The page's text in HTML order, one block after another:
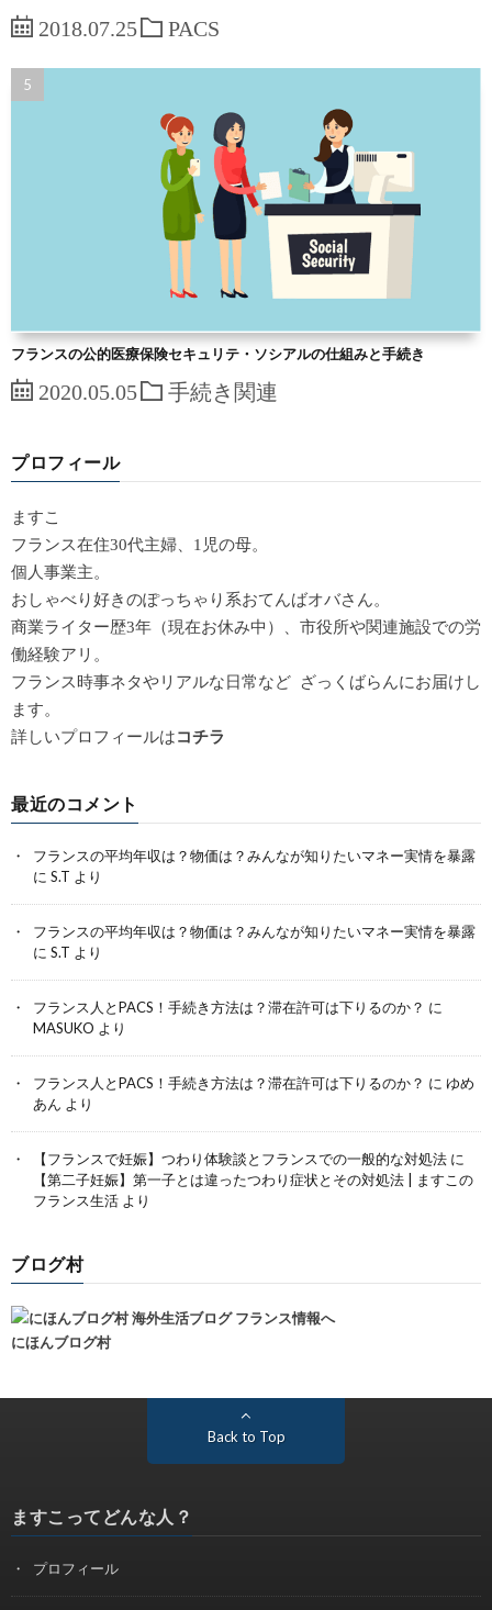
2018.07.25 PACS
フランスの公的医療保険セキュリテ・ソシアルの仕組みと手続き
2020.05.05 手続き関連
プロフィール
ますこ
フランス在住30代主婦、1児の母。
個人事業主。
おしゃべり好きのぽっちゃり系おてんばオバさん。
商業ライター歴3年（現在お休み中）、市役所や関連施設での労
働経験アリ。
フランス時事ネタやリアルな日常など ざっくばらんにお届けし
ます。
詳しいプロフィールはコチラ
最近のコメント
フランスの平均年収は？物価は？みんなが知りたいマネー実情を暴露
に S.T より
フランスの平均年収は？物価は？みんなが知りたいマネー実情を暴露
に S.T より
フランス人とPACS！手続き方法は？滞在許可は下りるのか？ に
MASUKO より
フランス人とPACS！手続き方法は？滞在許可は下りるのか？ に ゆめ
あん より
【フランスで妊娠】つわり体験談とフランスでの一般的な対処法 に
【第二子妊娠】第一子とは違ったつわり症状とその対処法 | ますこの
フランス生活 より
ブログ村
にほんブログ村
Back to Top
ますこってどんな人？
プロフィール